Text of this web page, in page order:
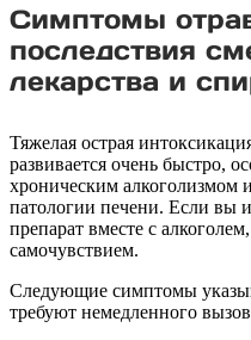
Симптомы
последствия
лекарства и
Тяжелая острая
развивается очень быстро,
хроническим алкоголизмом
патологии печени. Если вы
препарат вместе с
самочувствием.
Следующие симптомы
требуют немедленного